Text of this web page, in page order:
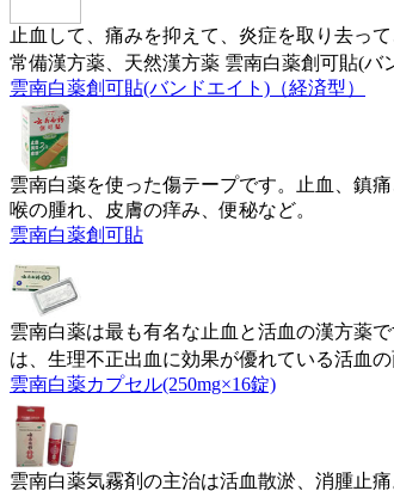
止血して、痛みを抑えて、炎症を取り去っ
常備漢方薬、天然漢方薬 雲南白薬創可貼(
雲南白薬創可貼(バンドエイト)（経済型）
雲南白薬を使った傷テープです。止血、鎮
喉の腫れ、皮膚の痒み、便秘など。
雲南白薬創可貼
雲南白薬は最も有名な止血と活血の漢方薬
は、生理不正出血に効果が優れている活血
雲南白薬カプセル(250mg×16錠)
雲南白薬気霧剤の主治は活血散淤、消腫止